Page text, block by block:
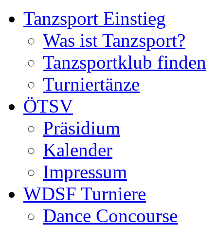
Tanzsport Einstieg
Was ist Tanzsport?
Tanzsportklub finden
Turniertänze
ÖTSV
Präsidium
Kalender
Impressum
WDSF Turniere
Dance Concourse